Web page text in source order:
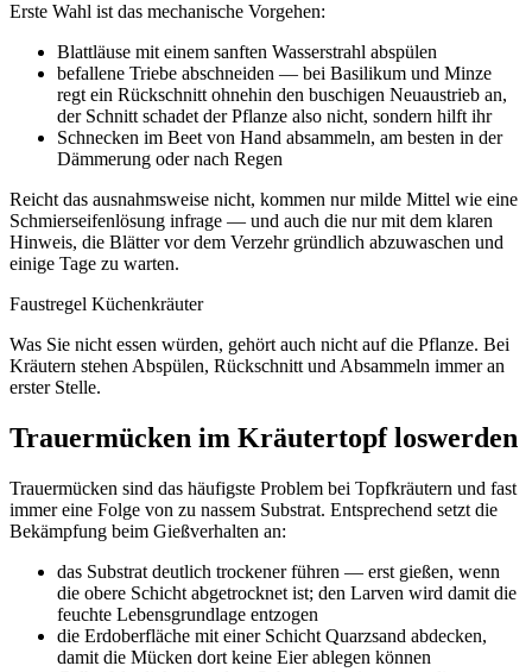
Erste Wahl ist das mechanische Vorgehen:
Blattläuse mit einem sanften Wasserstrahl abspülen
befallene Triebe abschneiden — bei Basilikum und Minze
regt ein Rückschnitt ohnehin den buschigen Neuaustrieb an,
der Schnitt schadet der Pflanze also nicht, sondern hilft ihr
Schnecken im Beet von Hand absammeln, am besten in der
Dämmerung oder nach Regen
Reicht das ausnahmsweise nicht, kommen nur milde Mittel wie eine
Schmierseifenlösung infrage — und auch die nur mit dem klaren
Hinweis, die Blätter vor dem Verzehr gründlich abzuwaschen und
einige Tage zu warten.
Faustregel Küchenkräuter
Was Sie nicht essen würden, gehört auch nicht auf die Pflanze. Bei
Kräutern stehen Abspülen, Rückschnitt und Absammeln immer an
erster Stelle.
Trauermücken im Kräutertopf loswerden
Trauermücken sind das häufigste Problem bei Topfkräutern und fast
immer eine Folge von zu nassem Substrat. Entsprechend setzt die
Bekämpfung beim Gießverhalten an:
das Substrat deutlich trockener führen — erst gießen, wenn
die obere Schicht abgetrocknet ist; den Larven wird damit die
feuchte Lebensgrundlage entzogen
die Erdoberfläche mit einer Schicht Quarzsand abdecken,
damit die Mücken dort keine Eier ablegen können